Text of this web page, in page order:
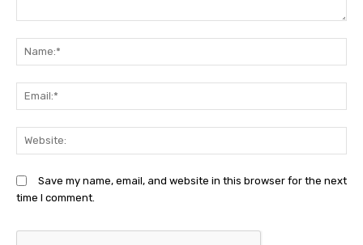
Save my name, email, and website in this browser for the next
time I comment.